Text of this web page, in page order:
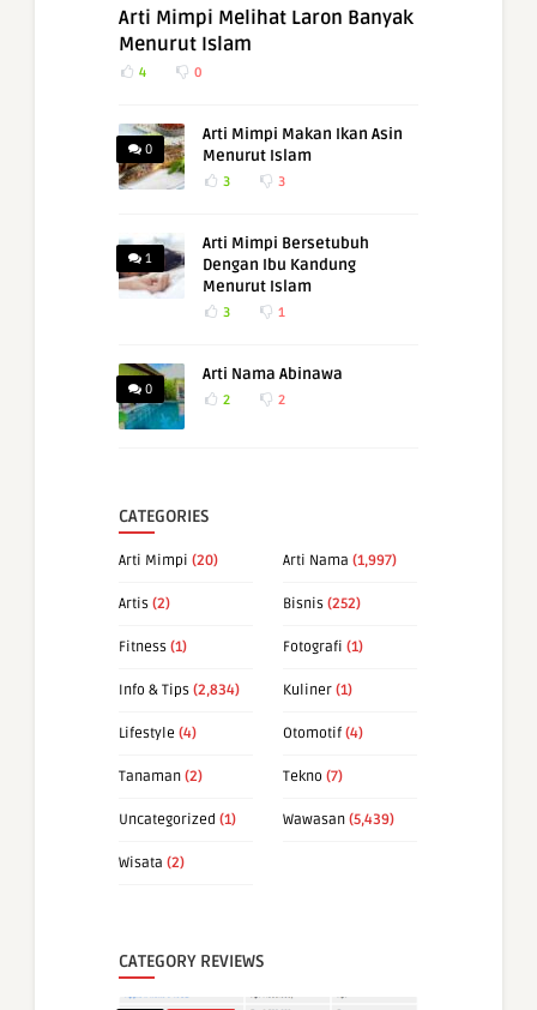
Arti Mimpi Melihat Laron Banyak
Menurut Islam
4 0
0
Arti Mimpi Makan Ikan Asin
Menurut Islam
3 3
1
Arti Mimpi Bersetubuh
Dengan Ibu Kandung
Menurut Islam
3 1
0
Arti Nama Abinawa
2 2
CATEGORIES
Arti Mimpi (20) Arti Nama (1,997)
Artis (2) Bisnis (252)
Fitness (1) Fotografi (1)
Info & Tips (2,834) Kuliner (1)
Lifestyle (4) Otomotif (4)
Tanaman (2) Tekno (7)
Uncategorized (1) Wawasan (5,439)
Wisata (2)
CATEGORY REVIEWS